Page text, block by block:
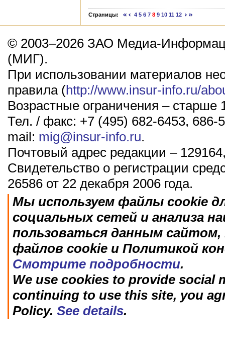
Страницы: 4 5 6 7 8 9 10 11 12
© 2003–2026 ЗАО Медиа-
(МИГ).
При использовании материалов
правила (http://www.insur-info.ru/
Возрастные ограничения – старше
Тел. / факс: +7 (495) 682-6453, 686-
mail: mig@insur-info.ru.
Почтовый адрес редакции –
Свидетельство о регистрации
26586 от 22 декабря 2006 года.
Мы используем файлы cookie
социальных сетей и анализа
пользоваться данным
файлов cookie и Политикой
Смотрите подробности.
We use cookies to provide social
continuing to use this site, you
Policy. See details.